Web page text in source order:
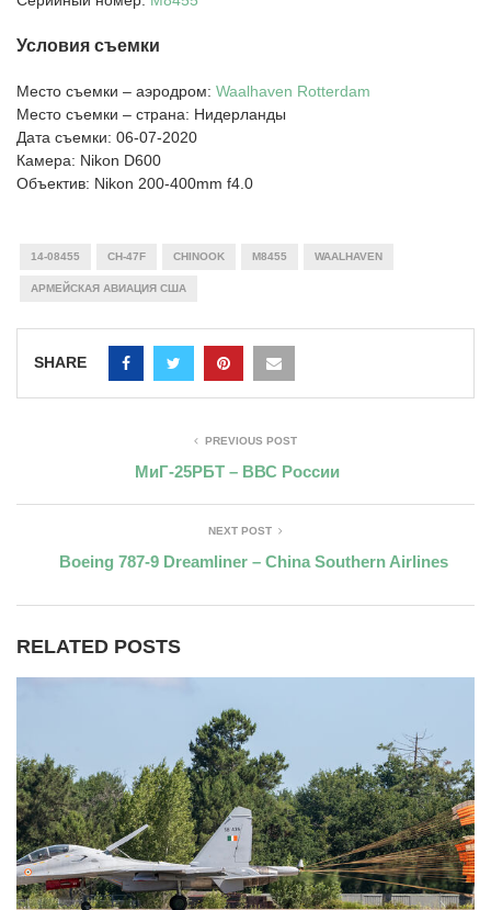
Условия съемки
Место съемки – аэродром: Waalhaven Rotterdam
Место съемки – страна: Нидерланды
Дата съемки: 06-07-2020
Камера: Nikon D600
Объектив: Nikon 200-400mm f4.0
14-08455 CH-47F CHINOOK M8455 WAALHAVEN
АРМЕЙСКАЯ АВИАЦИЯ США
SHARE
PREVIOUS POST
МиГ-25РБТ – ВВС России
NEXT POST
Boeing 787-9 Dreamliner – China Southern Airlines
RELATED POSTS